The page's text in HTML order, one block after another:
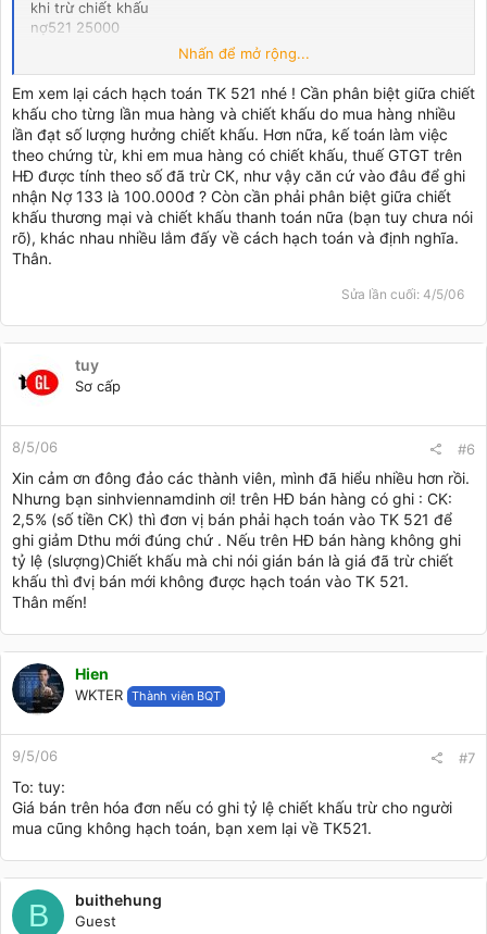
khi trừ chiết khấu
nợ521 25000
còn giá vốn thì tuỳ giá xuất kho
Bên mua
khi mua hàng ghi
nợ1561 1000 000
nợ133 100 000
có331 1 100 000
khi hương chiết khấu
nợ 331 27500
có 1561 25000
có133 2500
Nhấn để mở rộng...
Em xem lại cách hạch toán TK 521 nhé ! Cần phân biệt giữa chiết
khấu cho từng lần mua hàng và chiết khấu do mua hàng nhiều
lần đạt số lượng hưởng chiết khấu. Hơn nữa, kế toán làm việc
theo chứng từ, khi em mua hàng có chiết khấu, thuế GTGT trên
HĐ được tính theo số đã trừ CK, như vậy căn cứ vào đâu để ghi
nhận Nợ 133 là 100.000đ ? Còn cần phải phân biệt giữa chiết
khấu thương mại và chiết khấu thanh toán nữa (bạn tuy chưa nói
rõ), khác nhau nhiều lắm đấy về cách hạch toán và định nghĩa.
Thân.
Sửa lần cuối: 4/5/06
tuy
Sơ cấp
8/5/06 #6
Xin cảm ơn đông đảo các thành viên, mình đã hiểu nhiều hơn rồi.
Nhưng bạn sinhviennamdinh ơi! trên HĐ bán hàng có ghi : CK:
2,5% (số tiền CK) thì đơn vị bán phải hạch toán vào TK 521 để
ghi giảm Dthu mới đúng chứ . Nếu trên HĐ bán hàng không ghi
tỷ lệ (slượng)Chiết khấu mà chi nói gián bán là giá đã trừ chiết
khấu thì đvị bán mới không được hạch toán vào TK 521.
Thân mến!
Hien
WKTER Thành viên BQT
9/5/06 #7
To: tuy:
Giá bán trên hóa đơn nếu có ghi tỷ lệ chiết khấu trừ cho người
mua cũng không hạch toán, bạn xem lại về TK521.
B buithehung
Guest